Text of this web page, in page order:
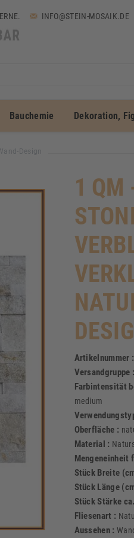
INFO@STEIN-MOSAIK.DE
Bauchemie Dekoration,
Design
1 QM
Artikelnummer :
Versandgruppe :
Farbintensität
medium
Oberfläche :
Material :
Mengeneinheit
Stück Breite
Stück Länge
Stück Stärke
Fliesenart :
Aussehen :